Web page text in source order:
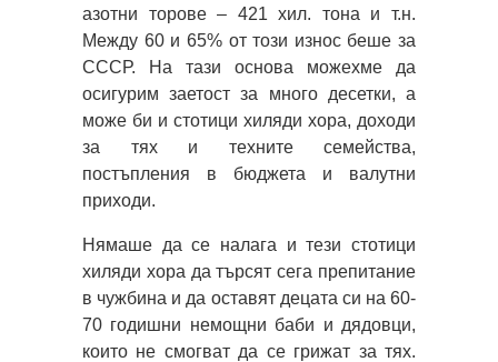
азотни торове – 421 хил. тона и т.н.
Между 60 и 65% от този износ беше за
СССР. На тази основа можехме да
осигурим заетост за много десетки, а
може би и стотици хиляди хора, доходи
за тях и техните семейства,
постъпления в бюджета и валутни
приходи.
Нямаше да се налага и тези стотици
хиляди хора да търсят сега препитание
в чужбина и да оставят децата си на 60-
70 годишни немощни баби и дядовци,
които не смогват да се грижат за тях.